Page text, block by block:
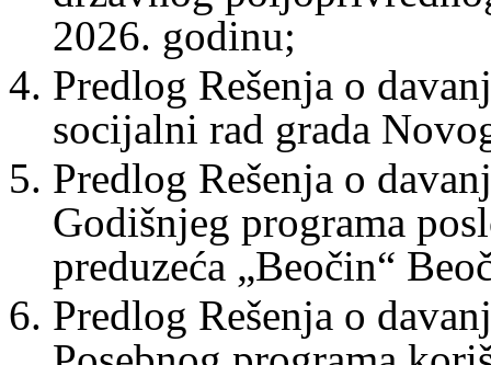
2026. godinu;
Predlog Rešenja o
socijalni rad grada
Predlog Rešenja o
Godišnjeg programa
preduzeća „Beočin“
Predlog Rešenja o